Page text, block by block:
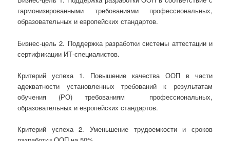
гармонизированными требованиями профессиональных,
образовательных и европейских стандартов.
Бизнес-цель 2. Поддержка разработки системы аттестации и
сертификации ИТ-специалистов.
Критерий успеха 1. Повышение качества ООП в части
адекватности установленных требований к результатам
обучения (РО) требованиям профессиональных,
образовательных и европейских стандартов.
Критерий успеха 2. Уменьшение трудоемкости и сроков